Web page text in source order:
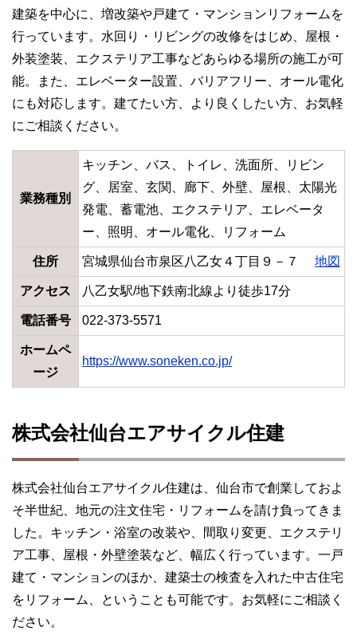
建築を中心に、増改築や戸建て・マンションリフォームを
行っています。水回り・リビングの改修をはじめ、屋根・
外装塗装、エクステリア工事などあらゆる場所の施工が可
能。また、エレベーター設置、バリアフリー、オール電化
にも対応します。建てたい方、より良くしたい方、お気軽
にご相談ください。
業務種別
キッチン、バス、トイレ、洗面所、リビン
グ、居室、玄関、廊下、外壁、屋根、太陽光
発電、蓄電池、エクステリア、エレベータ
ー、照明、オール電化、リフォーム
住所 宮城県仙台市泉区八乙女４丁目９－７ 地図
アクセス 八乙女駅/地下鉄南北線より徒歩17分
電話番号 022-373-5571
ホームペ
ージ
https://www.soneken.co.jp/
株式会社仙台エアサイクル住建
株式会社仙台エアサイクル住建は、仙台市で創業しておよ
そ半世紀、地元の注文住宅・リフォームを請け負ってきま
した。キッチン・浴室の改装や、間取り変更、エクステリ
ア工事、屋根・外壁塗装など、幅広く行っています。一戸
建て・マンションのほか、建築士の検査を入れた中古住宅
をリフォーム、ということも可能です。お気軽にご相談く
ださい。